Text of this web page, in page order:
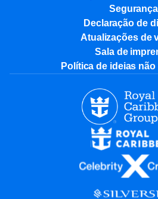
Segurança
Declaração de
Atualizações de
Sala de
Política de ideias